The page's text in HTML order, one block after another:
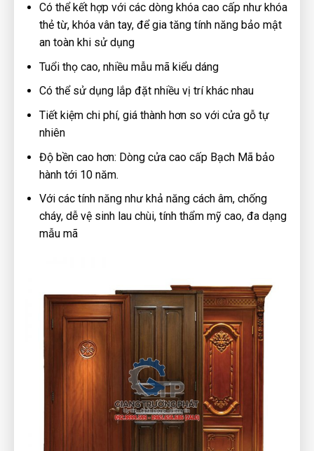
Có thể kết hợp với các dòng khóa cao cấp như khóa
thẻ từ, khóa vân tay, để gia tăng tính năng bảo mật
an toàn khi sử dụng
Tuổi thọ cao, nhiều mẫu mã kiểu dáng
Có thể sử dụng lắp đặt nhiều vị trí khác nhau
Tiết kiệm chi phí, giá thành hơn so với cửa gỗ tự
nhiên
Độ bền cao hơn: Dòng cửa cao cấp Bạch Mã bảo
hành tới 10 năm.
Với các tính năng như khả năng cách âm, chống
cháy, dễ vệ sinh lau chùi, tính thẩm mỹ cao, đa dạng
mẫu mã